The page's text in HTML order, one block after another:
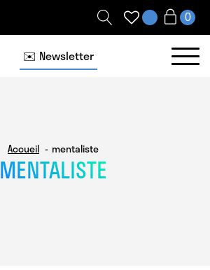
✉️ Newsletter
Accueil mentaliste
MENTALISTE